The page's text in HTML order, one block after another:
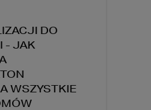
DO
- JAK
WSZYSTKIE